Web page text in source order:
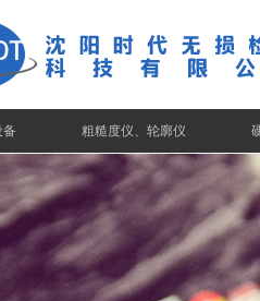
备 粗糙度仪、轮廓仪